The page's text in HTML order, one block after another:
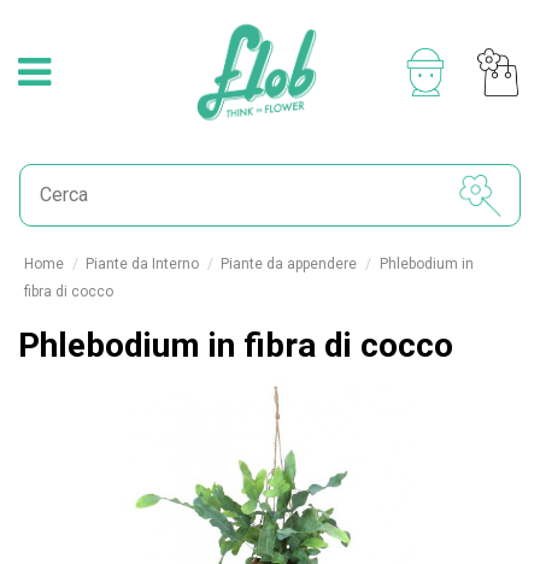
Home Piante da Interno Piante da appendere
Phlebodium in
fibra di cocco
Phlebodium in fibra di cocco